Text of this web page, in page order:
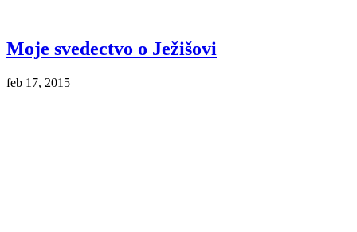
Moje svedectvo o Ježišovi
feb 17, 2015